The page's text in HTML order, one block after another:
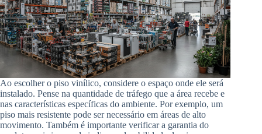
Ao escolher o piso vinílico, considere o espaço onde ele será
instalado. Pense na quantidade de tráfego que a área recebe e
nas características específicas do ambiente. Por exemplo, um
piso mais resistente pode ser necessário em áreas de alto
movimento. Também é importante verificar a garantia do